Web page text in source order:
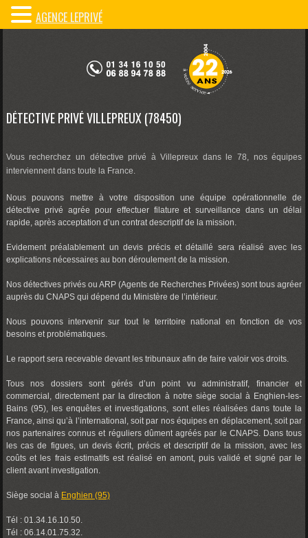
DÉTECTIVE PRIVÉ VILLEPREUX (78450)
Vous recherchez un détective privé à Villepreux dans le 78, nos équipes
interviennent dans toute la France.
Nous pouvons mettre à votre disposition une équipe opérationnelle de
détective privé agrée pour effectuer filature et surveillance dans un délai
rapide, après acceptation d’un contrat descriptif de la mission.
Evidement préalablement un devis précis et détaillé sera réalisé avec les
explications nécessaires au bon déroulement de la mission.
Nos détectives privés ou ARP (Agents de Recherches Privées) sont tous agréer
auprès du CNAPS qui dépend du Ministère de l’intérieur.
Nous pouvons intervenir sur tout le territoire national en fonction de vos
besoins et problématiques.
Le rapport sera recevable devant les tribunaux afin de faire valoir vos droits.
Tous nos dossiers sont gérés d’un point vu administratif, financier et
commercial, directement par la direction à notre siège social à Enghien-les-
Bains (95), les enquêtes et investigations, sont elles réalisées dans toute la
France, ainsi qu’à l’international, soit par nos équipes en déplacement, soit par
nos partenaires connus et réguliers dûment agréés par le CNAPS. Dans tous
les cas de figues, un devis écrit, précis et descriptif de la mission, avec les
coûts et les frais estimatifs est réalisé en amont, puis validé et signé par le
client avant investigation.
Siège social à Enghien (95)
Tél : 01.34.16.10.50.
Tél : 06.14.01.75.32.
AGENCE LEPRIVÉ